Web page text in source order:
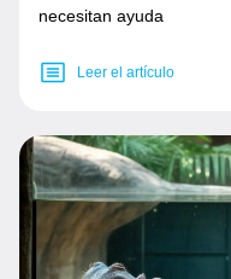
necesitan ayuda
Leer el artículo